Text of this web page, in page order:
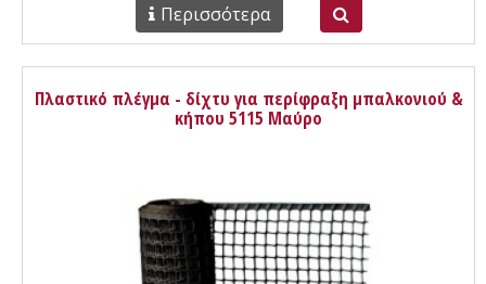
Περισσότερα
Πλαστικό πλέγμα - δίχτυ για περίφραξη μπαλκονιού &
κήπου 5115 Μαύρο